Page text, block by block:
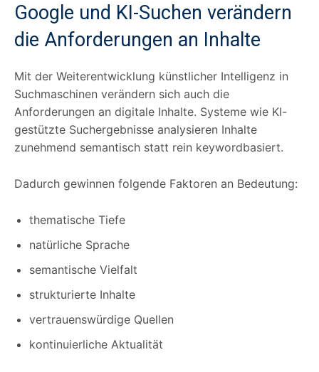
Google und KI-Suchen verändern
die Anforderungen an Inhalte
Mit der Weiterentwicklung künstlicher Intelligenz in
Suchmaschinen verändern sich auch die
Anforderungen an digitale Inhalte. Systeme wie KI-
gestützte Suchergebnisse analysieren Inhalte
zunehmend semantisch statt rein keywordbasiert.
Dadurch gewinnen folgende Faktoren an Bedeutung:
thematische Tiefe
natürliche Sprache
semantische Vielfalt
strukturierte Inhalte
vertrauenswürdige Quellen
kontinuierliche Aktualität